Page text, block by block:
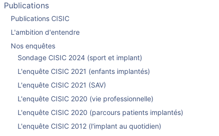
Publications
Publications CISIC
L'ambition d'entendre
Nos enquêtes
Sondage CISIC 2024 (sport et implant)
L'enquête CISIC 2021 (enfants implantés)
L'enquête CISIC 2021 (SAV)
L'enquête CISIC 2020 (vie professionnelle)
L'enquête CISIC 2020 (parcours patients implantés)
L'enquête CISIC 2012 (l'implant au quotidien)